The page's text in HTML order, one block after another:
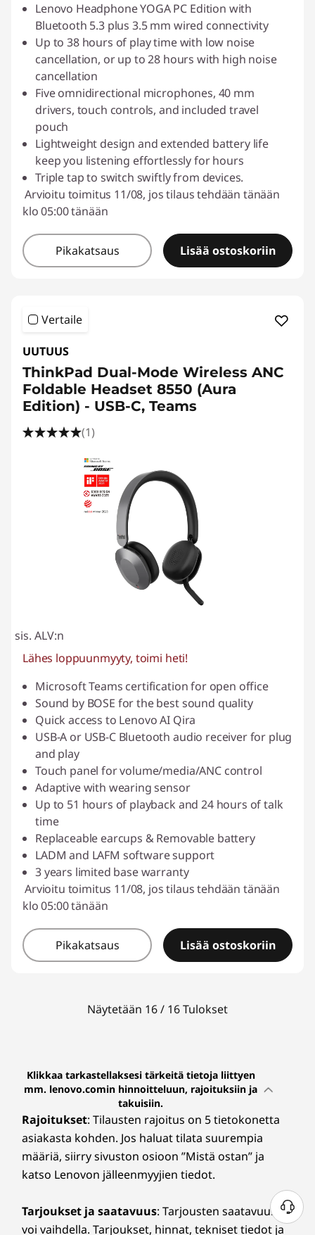
Lenovo Headphone YOGA PC Edition with
Bluetooth 5.3 plus 3.5 mm wired connectivity
Up to 38 hours of play time with low noise
cancellation, or up to 28 hours with high noise
cancellation
Five omnidirectional microphones, 40 mm
drivers, touch controls, and included travel
pouch
Lightweight design and extended battery life
keep you listening effortlessly for hours
Triple tap to switch swiftly from devices.
Arvioitu toimitus 11/08, jos tilaus tehdään tänään
klo 05:00 tänään
Pikakatsaus Lisää ostoskoriin
Vertaile
UUTUUS
ThinkPad Dual-Mode Wireless ANC
Foldable Headset 8550 (Aura
Edition) - USB-C, Teams
(1)
sis. ALV:n
Lähes loppuunmyyty, toimi heti!
Microsoft Teams certification for open office
Sound by BOSE for the best sound quality
Quick access to Lenovo AI Qira
USB-A or USB-C Bluetooth audio receiver for plug
and play
Touch panel for volume/media/ANC control
Adaptive with wearing sensor
Up to 51 hours of playback and 24 hours of talk
time
Replaceable earcups & Removable battery
LADM and LAFM software support
3 years limited base warranty
Arvioitu toimitus 11/08, jos tilaus tehdään tänään
klo 05:00 tänään
Pikakatsaus Lisää ostoskoriin
Näytetään 16 / 16 Tulokset
Klikkaa tarkastellaksesi tärkeitä tietoja liittyen
mm. lenovo.comin hinnoitteluun, rajoituksiin ja
takuisiin.
Rajoitukset: Tilausten rajoitus on 5 tietokonetta
asiakasta kohden. Jos haluat tilata suurempia
määriä, siirry sivuston osioon ”Mistä ostan” ja
katso Lenovon jälleenmyyjien tiedot.
Tarjoukset ja saatavuus: Tarjousten saatavuus
voi vaihdella. Tarjoukset, hinnat, tekniset tiedot ja